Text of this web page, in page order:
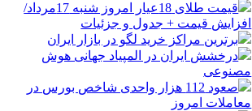
قیمت طلای 18عیار امروز شنبه 17مرداد/
افزایش قیمت + جدول و جزئیات
برترین مراکز خرید لگو در بازار ایران
درخشش ایران در المپیاد جهانی هوش
مصنوعی
صعود 112 هزار واحدی شاخص بورس در
معاملات امروز